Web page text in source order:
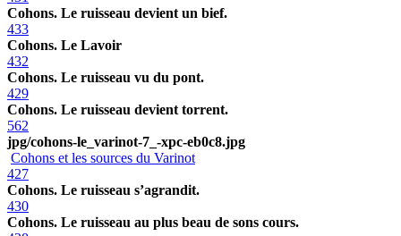
Cohons. Le ruisseau devient un bief.
433
Cohons. Le Lavoir
432
Cohons. Le ruisseau vu du pont.
429
Cohons. Le ruisseau devient torrent.
562
jpg/cohons-le_varinot-7_-xpc-eb0c8.jpg
Cohons et les sources du Varinot
427
Cohons. Le ruisseau s’agrandit.
430
Cohons. Le ruisseau au plus beau de sons cours.